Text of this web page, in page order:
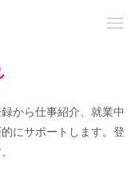
から仕事紹介、就業中
にサポートします。登